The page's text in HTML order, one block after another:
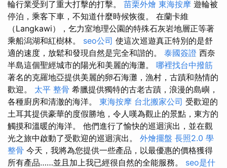
輪行業受到了重大打擊的打擊。 苗栗外燴 東海按摩 遊輪被
停泊，乘客下車，不知道什麼時候恢復。 在蘭卡維
（Langkawi），乞力室地理公園的特殊石灰岩地層正等著
乘船潟湖和紅樹林。 seo公司 使這次巡遊真正特別的是舒
適的速度，放鬆和發現自然是完全和諧的。 泰國簽證 西奈
半島這個聖經城市的陽光和美麗的海灘。 哪裡找台中撥筋
著名的克羅地亞提供美麗的卵石海灘，漁村，古蹟和熱情的
歡迎。 太平 整骨 希臘提供獨特的古老古蹟，浪漫的島嶼，
各種廚房和清澈的海洋。 東海按摩 台北搬家公司 受歡迎的
土耳其提供豪華的度假勝地，令人嘆為觀止的景點，東方的
觸摸和溫暖的海洋。 他們進行了愉快的巡迴演出，並在觀
光之旅中啟動了受歡迎的巡迴演出。 外燴擺盤 長照2.0 學
整骨 今天，我將為您提供一些產品，以最優惠的價格獲得
所有產品……並且加上我已經很自然的全能服務。 seo是什